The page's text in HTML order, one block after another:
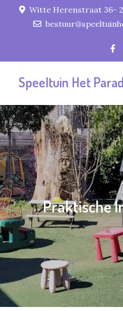
Witte Herenstraat 36-
Speeltuin Het
Praktische